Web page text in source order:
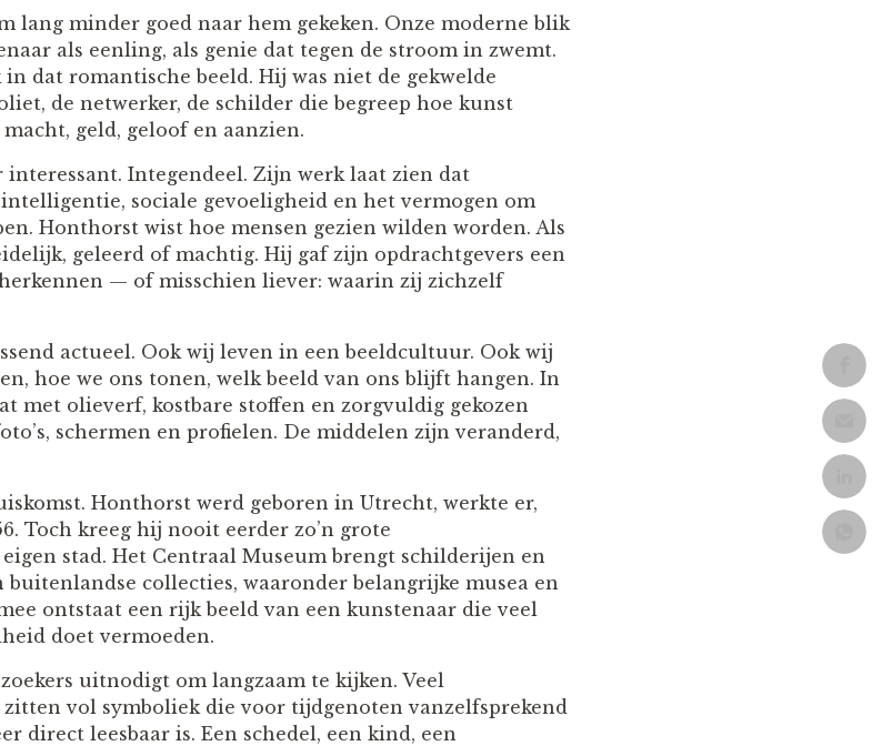
lang minder goed naar hem gekeken. Onze moderne blik
als eenling, als genie dat tegen de stroom in zwemt.
dat romantische beeld. Hij was niet de gekwelde
de netwerker, de schilder die begreep hoe kunst
geld, geloof en aanzien.
Integendeel. Zijn werk laat zien dat
sociale gevoeligheid en het vermogen om
Honthorst wist hoe mensen gezien wilden worden. Als
geleerd of machtig. Hij gaf zijn opdrachtgevers een
— of misschien liever: waarin zij zichzelf
actueel. Ook wij leven in een beeldcultuur. Ook wij
hoe we ons tonen, welk beeld van ons blijft hangen. In
met olieverf, kostbare stoffen en zorgvuldig gekozen
schermen en profielen. De middelen zijn veranderd,
Honthorst werd geboren in Utrecht, werkte er,
Toch kreeg hij nooit eerder zo’n grote
stad. Het Centraal Museum brengt schilderijen en
collecties, waaronder belangrijke musea en
ontstaat een rijk beeld van een kunstenaar die veel
doet vermoeden.
uitnodigt om langzaam te kijken. Veel
vol symboliek die voor tijdgenoten vanzelfsprekend
direct leesbaar is. Een schedel, een kind, een